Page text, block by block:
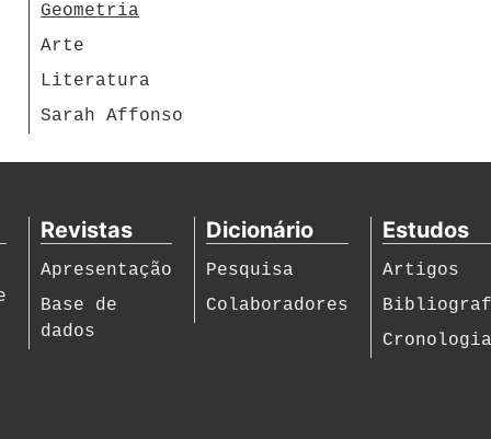
Geometria
Arte
Literatura
Sarah Affonso
Revistas
Apresentação
Base de
dados
Dicionário
Pesquisa
Colaboradores
Estudos
Artigos